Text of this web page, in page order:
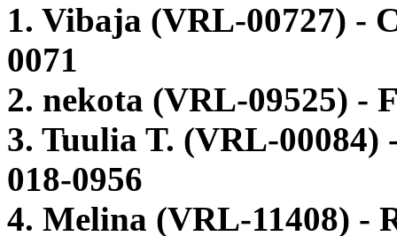
1. Vibaja (VRL-00727) -
0071
2. nekota (VRL-09525) -
3. Tuulia T. (VRL-
018-0956
4. Melina (VRL-11408) -